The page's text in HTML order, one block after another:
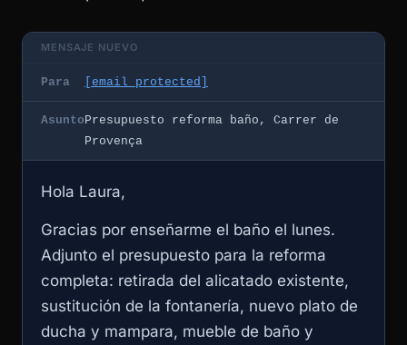
MENSAJE NUEVO
Para [email protected]
Asunto Presupuesto reforma baño, Carrer de
Provença
Hola Laura,
Gracias por enseñarme el baño el lunes.
Adjunto el presupuesto para la reforma
completa: retirada del alicatado existente,
sustitución de la fontanería, nuevo plato de
ducha y mampara, mueble de baño y